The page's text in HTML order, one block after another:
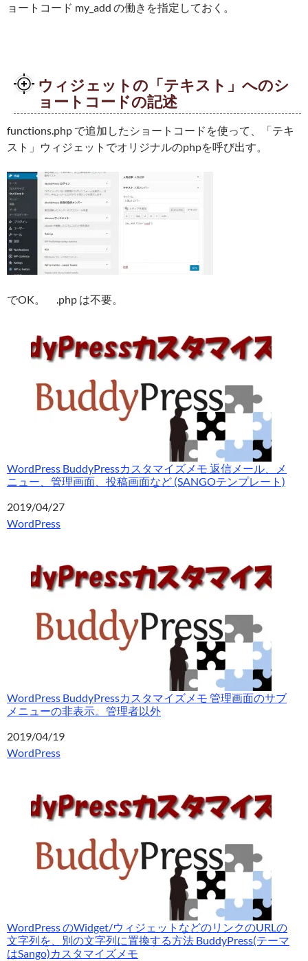
ョートコード my_add の働きを指定しておく。
ウィジェットの「テキスト」へのシ
ョートコードの記述
functions.php で追加したショートコードを使って、「テキ
スト」ウィジェットでオリジナルのphpを呼び出す。
でOK。 .php は不要。
WordPress BuddyPressカスタマイズメモ 返信メール、メ
ニュー、管理画面、投稿画面など (SANGOテンプレート)
日付
2019/04/27
関連理由
WordPress
WordPress BuddyPressカスタマイズメモ 管理画面のサブ
メニューの非表示。管理者以外
日付
2019/04/19
関連理由
WordPress
WordPress のWidget/ウィジェットなどのリンクのURLの
文字列を、別の文字列に置換する方法 BuddyPress(テーマ
はSango)カスタマイズメモ